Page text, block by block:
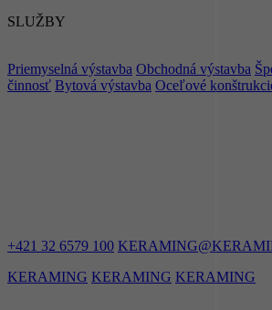
SLUŽBY
Priemyselná výstavba Obchodná výstavba
činnosť Bytová výstavba Oceľové
+421 32 6579 100
KERAMING KERAMING KERAMING